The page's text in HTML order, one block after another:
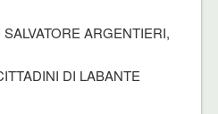
ARGENTIERI,
DI LABANTE